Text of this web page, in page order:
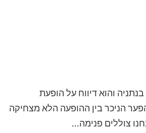
והוא דיווח על הופעת
הניכר בין ההופעה הלא מצחיקה
צוללים פנימה...